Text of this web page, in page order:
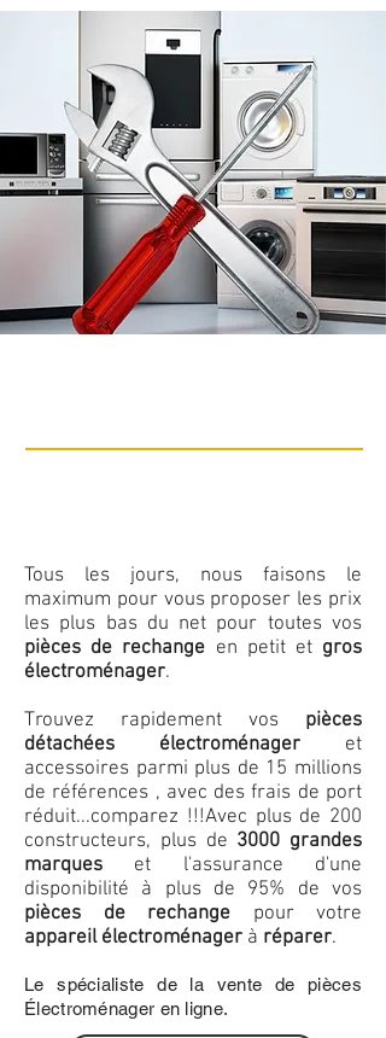
Tous les jours, nous faisons le
maximum pour vous proposer les prix
les plus bas du net pour toutes vos
pièces de rechange en petit et gros
électroménager.
Trouvez rapidement vos pièces
détachées électroménager et
accessoires parmi plus de 15 millions
de références , avec des frais de port
réduit...comparez !!!Avec plus de 200
constructeurs, plus de 3000 grandes
marques et l'assurance d'une
disponibilité à plus de 95% de vos
pièces de rechange pour votre
appareil électroménager à réparer.
Le spécialiste de la vente de pièces
Électroménager en ligne.